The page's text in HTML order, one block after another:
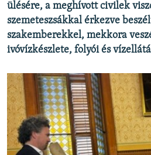
Valamennyi RFE/RL weboldal
ülésére, a meghívott civilek
szemeteszsákkal érkezve
szakemberekkel, mekkora
ivóvízkészlete, folyói és